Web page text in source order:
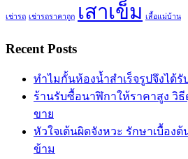
เช่ารถ เช่ารถราคาถูก เสาเข็ม เสื้อแม่บ้าน
Recent Posts
ทำไมกั้นห้องน้ำสำเร็จรูปจึงได้
ร้านรับซื้อนาฬิกาให้ราคาสูง วิ
ขาย
หัวใจเต้นผิดจังหวะ รักษาเบื้อง
ข้าม